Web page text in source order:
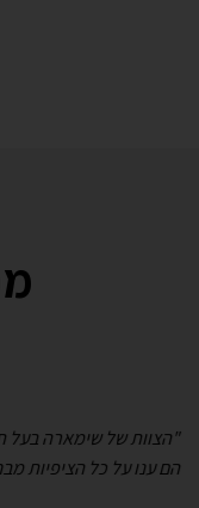
"הצוות של שימארה בעל
הם ענו על כל הציפיות